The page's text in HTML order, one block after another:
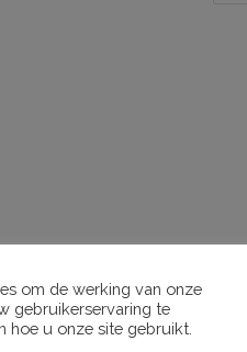
om de werking van onze
gebruikerservaring te
hoe u onze site gebruikt.